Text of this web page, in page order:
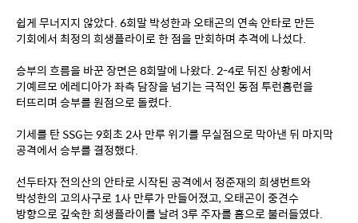
쉽게 무너지지 않았다. 6회말 박성한과 오태곤의 연속 안타로 만든
기회에서 최정의 희생플라이로 한 점을 만회하며 추격에 나섰다.
승부의 흐름을 바꾼 장면은 8회말에 나왔다. 2-4로 뒤진 상황에서
기예르모 에레디아가 좌측 담장을 넘기는 극적인 동점 투런홈런을
터뜨리며 승부를 원점으로 돌렸다.
기세를 탄 SSG는 9회초 2사 만루 위기를 무실점으로 막아낸 뒤 마지막
공격에서 승부를 결정했다.
선두타자 전의산의 안타로 시작된 공격에서 정준재의 희생번트와
박성한의 고의사구로 1사 만루가 만들어졌고, 오태곤이 중견수
방향으로 깊숙한 희생플라이를 날려 3루 주자를 홈으로 불러들였다.